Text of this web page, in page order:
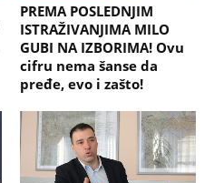
PREMA POSLEDNJIM
ISTRAŽIVANJIMA MILO
GUBI NA IZBORIMA! Ovu
cifru nema šanse da
pređe, evo i zašto!